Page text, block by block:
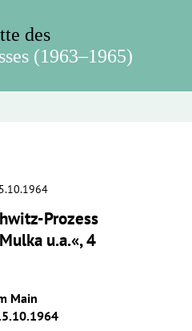
des
(1963–1965)
Prozess
u.a.«, 4
Main